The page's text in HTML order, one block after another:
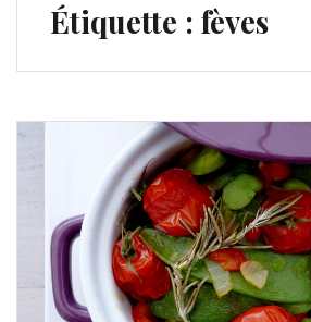
Étiquette : fèves